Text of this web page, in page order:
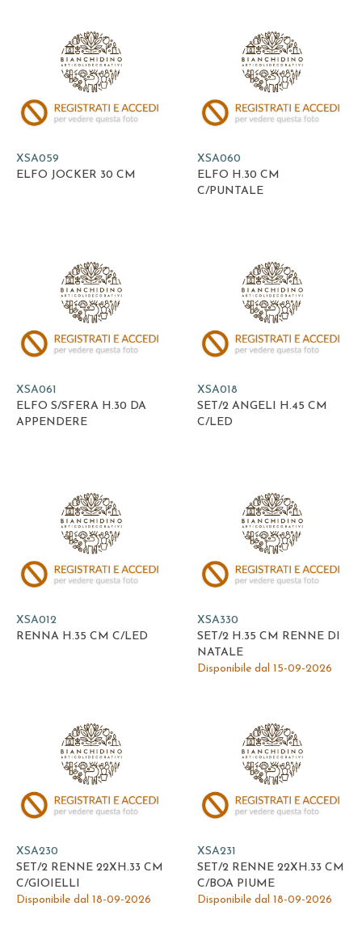
XSA059
ELFO JOCKER 30 CM
XSA060
ELFO H.30 CM
C/PUNTALE
XSA061
ELFO S/SFERA H.30 DA
APPENDERE
XSA018
SET/2 ANGELI H.45 CM
C/LED
XSA012
RENNA H.35 CM C/LED
XSA330
SET/2 H.35 CM RENNE DI
NATALE
Disponibile dal 15-09-2026
XSA230
SET/2 RENNE 22XH.33 CM
C/GIOIELLI
Disponibile dal 18-09-2026
XSA231
SET/2 RENNE 22XH.33 CM
C/BOA PIUME
Disponibile dal 18-09-2026